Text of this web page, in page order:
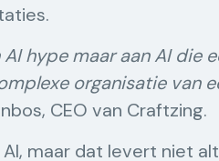
hype maar aan AI die
organisatie van
CEO van Craftzing.
maar dat levert niet